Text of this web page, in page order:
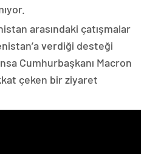
arasındaki çatışmalar
verdiği desteği
Cumhurbaşkanı Macron
çeken bir ziyaret